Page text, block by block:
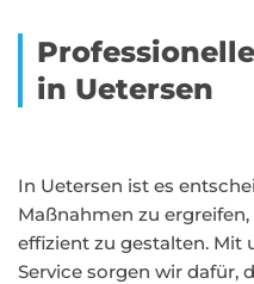
in Uetersen
In Uetersen ist es
Maßnahmen zu
effizient zu gestalten. Mit
Service sorgen wir dafür,